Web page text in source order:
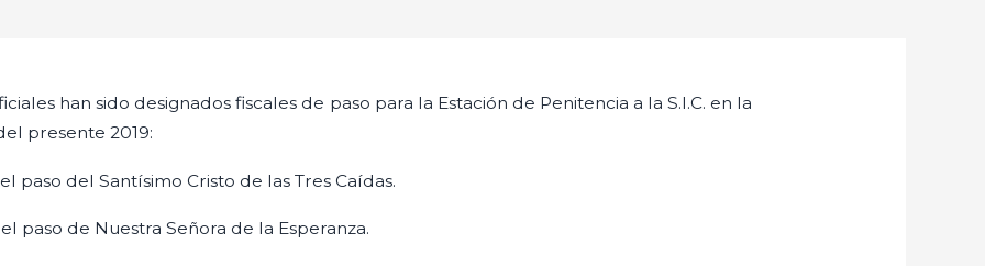
han sido designados fiscales de paso para la Estación de Penitencia a la S.I.C. en la
presente 2019:
paso del Santísimo Cristo de las Tres Caídas.
paso de Nuestra Señora de la Esperanza.